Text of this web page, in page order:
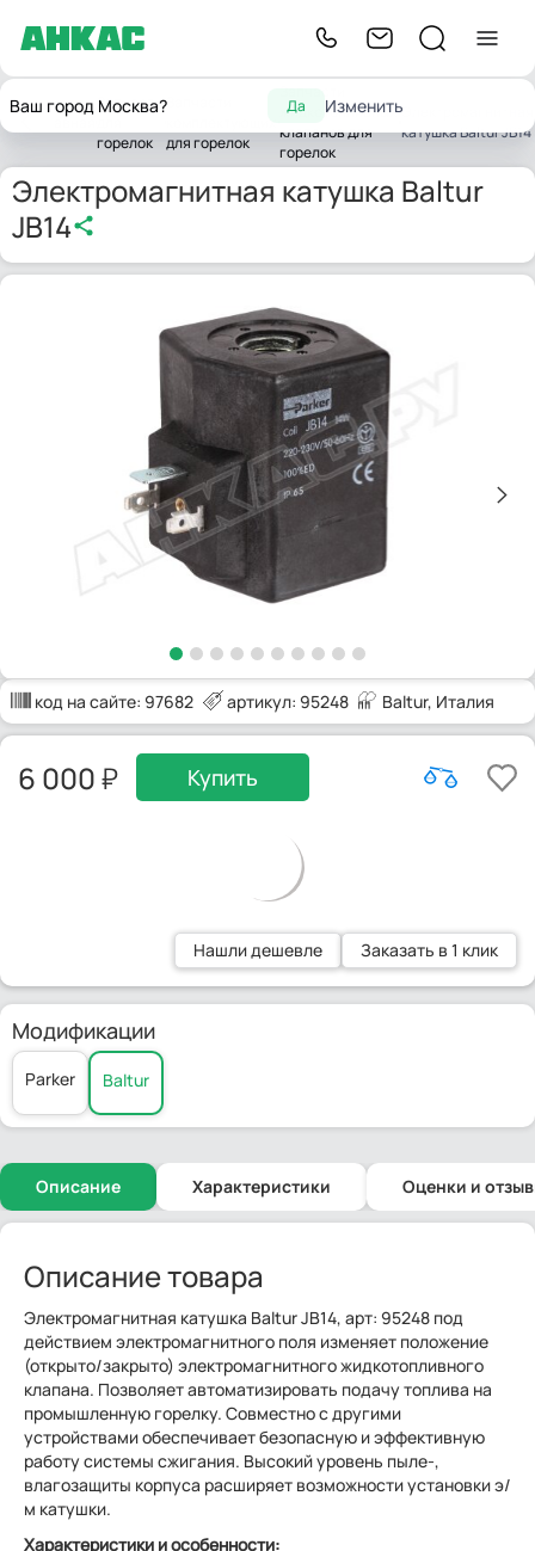
Ваш город Москва? Да Изменить
Главная
Запчасти
горелок
Запчасти
для горелок
жидкотопливных
клапанов для
горелок
Электромагнитная
катушка Baltur JB14
Электромагнитная катушка Baltur
JB14
код на сайте: 97682 артикул: 95248 Baltur, Италия
6 000 Купить
Нашли дешевле Заказать в 1 клик
Модификации
Parker Baltur
Описание Характеристики Оценки и
Описание товара
Электромагнитная катушка Baltur JB14, арт: 95248 под
действием электромагнитного поля изменяет положение
(открыто/закрыто) электромагнитного жидкотопливного
клапана. Позволяет автоматизировать подачу топлива на
промышленную горелку. Совместно с другими
устройствами обеспечивает безопасную и эффективную
работу системы сжигания. Высокий уровень пыле-,
влагозащиты корпуса расширяет возможности установки э/
м катушки.
Характеристики и особенности: